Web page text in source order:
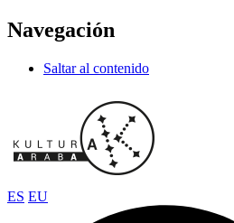
Navegación
Saltar al contenido
ES EU